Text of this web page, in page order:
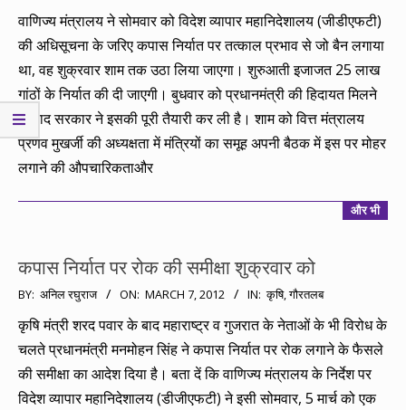
03-
09
वाणिज्य मंत्रालय ने सोमवार को विदेश व्यापार महानिदेशालय (जीडीएफटी)
की अधिसूचना के जरिए कपास निर्यात पर तत्काल प्रभाव से जो बैन लगाया
था, वह शुक्रवार शाम तक उठा लिया जाएगा। शुरुआती इजाजत 25 लाख
गांठों के निर्यात की दी जाएगी। बुधवार को प्रधानमंत्री की हिदायत मिलने
के बाद सरकार ने इसकी पूरी तैयारी कर ली है। शाम को वित्त मंत्रालय
प्रणव मुखर्जी की अध्यक्षता में मंत्रियों का समूह अपनी बैठक में इस पर मोहर
लगाने की औपचारिकताऔर
और भी
कपास निर्यात पर रोक की समीक्षा शुक्रवार को
2012-
03-
07
BY: अनिल रघुराज ON: MARCH 7, 2012 IN: कृषि,गौरतलब
कृषि मंत्री शरद पवार के बाद महाराष्ट्र व गुजरात के नेताओं के भी विरोध के
चलते प्रधानमंत्री मनमोहन सिंह ने कपास निर्यात पर रोक लगाने के फैसले
की समीक्षा का आदेश दिया है। बता दें कि वाणिज्य मंत्रालय के निर्देश पर
विदेश व्यापार महानिदेशालय (डीजीएफटी) ने इसी सोमवार, 5 मार्च को एक